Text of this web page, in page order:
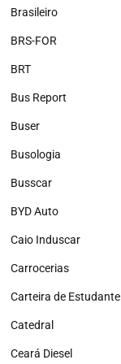
Brasileiro
BRS-FOR
BRT
Bus Report
Buser
Busologia
Busscar
BYD Auto
Caio Induscar
Carrocerias
Carteira de Estudante
Catedral
Ceará Diesel